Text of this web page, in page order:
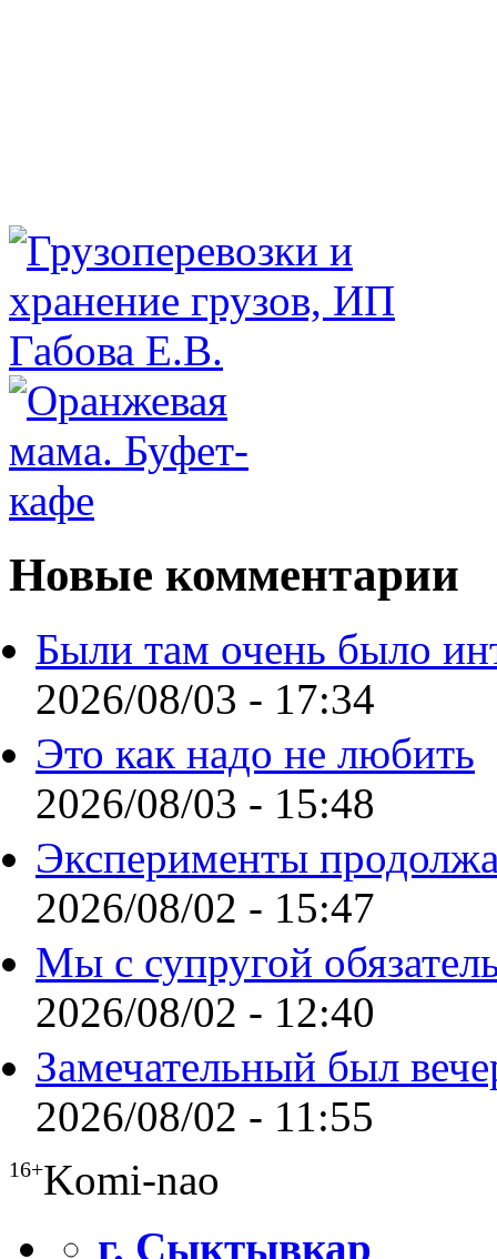
Новые комментарии
Были там очень было
2026/08/03 - 17:34
Это как надо не любить
2026/08/03 - 15:48
Эксперименты
2026/08/02 - 15:47
Мы с супругой
2026/08/02 - 12:40
Замечательный был
2026/08/02 - 11:55
16+Komi-nao
г. Сыктывкар